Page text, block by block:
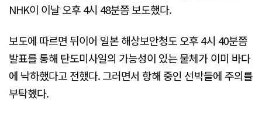
NHK이 이날 오후 4시 48분쯤 보도했다.
보도에 따르면 뒤이어 일본 해상보안청도 오후 4시 40분쯤
발표를 통해 탄도미사일의 가능성이 있는 물체가 이미 바다
에 낙하했다고 전했다. 그러면서 항해 중인 선박들에 주의를
부탁했다.